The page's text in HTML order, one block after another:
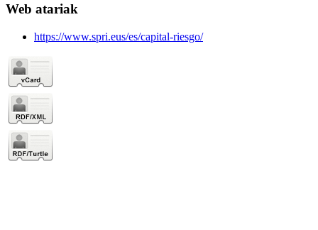
Web atariak
https://www.spri.eus/es/capital-riesgo/